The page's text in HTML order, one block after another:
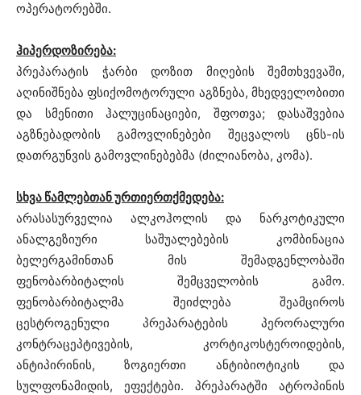
ოპერატორებში.
ჰიპერდოზირება:
პრეპარატის ჭარბი დოზით მიღების შემთხვევაში,
აღინიშნება ფსიქომოტორული აგზნება, მხედველობითი
და სმენითი ჰალუცინაციები, შფოთვა; დასაშვებია
აგზნებადობის გამოვლინებები შეცვალოს ცნს-ის
დათრგუნვის გამოვლინებებმა (ძილიანობა, კომა).
სხვა წამლებთან ურთიერთქმედება:
არასასურველია ალკოჰოლის და ნარკოტიკული
ანალგეზიური საშუალებების კომბინაცია
ბელერგამინთან მის შემადგენლობაში
ფენობარბიტალის შემცველობის გამო.
ფენობარბიტალმა შეიძლება შეამციროს
ცესტროგენული პრეპარატების პერორალური
კონტრაცეპტივების, კორტიკოსტეროიდების,
ანტიპირინის, ზოგიერთი ანტიბიოტიკის და
სულფონამიდის, ეფექტები. პრეპარატში ატროპინის